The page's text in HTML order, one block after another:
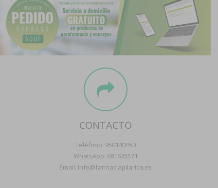
Blog
Contacto
Boletín
CONTACTO
Teléfono: 950140450
WhatsApp: 681635571
Email: info@farmaciapilarica.es